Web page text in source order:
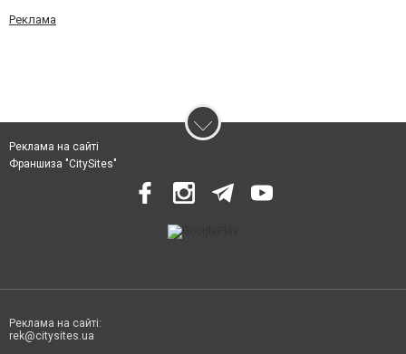
Реклама
Реклама на сайті
Франшиза "CitySites"
Реклама на сайті:
rek@citysites.ua